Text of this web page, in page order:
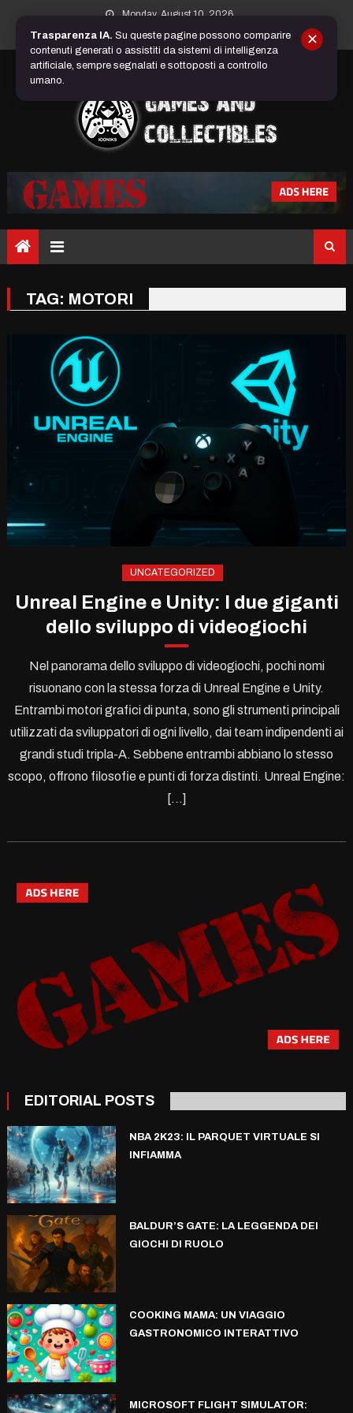
content
Monday, August 10, 2026
TAG: MOTORI
UNCATEGORIZED
Unreal Engine e Unity: I due giganti
dello sviluppo di videogiochi
Nel panorama dello sviluppo di videogiochi, pochi nomi
risuonano con la stessa forza di Unreal Engine e Unity.
Entrambi motori grafici di punta, sono gli strumenti principali
utilizzati da sviluppatori di ogni livello, dai team indipendenti ai
grandi studi tripla-A. Sebbene entrambi abbiano lo stesso
scopo, offrono filosofie e punti di forza distinti. Unreal Engine:
[…]
EDITORIAL POSTS
NBA 2K23: IL PARQUET VIRTUALE SI
INFIAMMA
BALDUR’S GATE: LA LEGGENDA DEI
GIOCHI DI RUOLO
COOKING MAMA: UN VIAGGIO
GASTRONOMICO INTERATTIVO
MICROSOFT FLIGHT SIMULATOR:
Trasparenza IA. Su queste pagine possono comparire
contenuti generati o assistiti da sistemi di intelligenza
artificiale, sempre segnalati e sottoposti a controllo
umano.
✕